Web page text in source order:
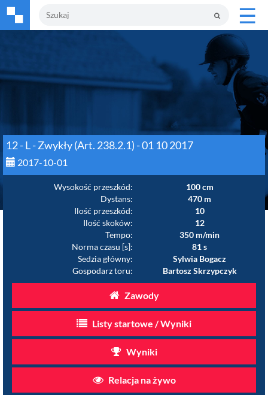
☰
12 - L - Zwykły (Art. 238.2.1) - 01 10 2017
2017-10-01
Wysokość przeszkód:
100 cm
Dystans:
470 m
Ilość przeszkód:
10
Ilość skoków:
12
Tempo:
350 m/min
Norma czasu [s]:
81 s
Sedzia główny:
Sylwia Bogacz
Gospodarz toru:
Bartosz Skrzypczyk
Zawody
Listy startowe / Wyniki
Wyniki
Relacja na żywo